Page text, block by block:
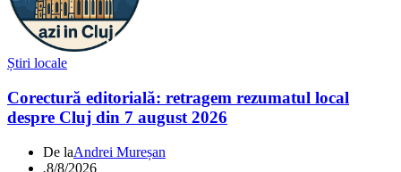
Știri locale
Corectură editorială: retragem rezumatul local
despre Cluj din 7 august 2026
De laAndrei Mureșan
.8/8/2026